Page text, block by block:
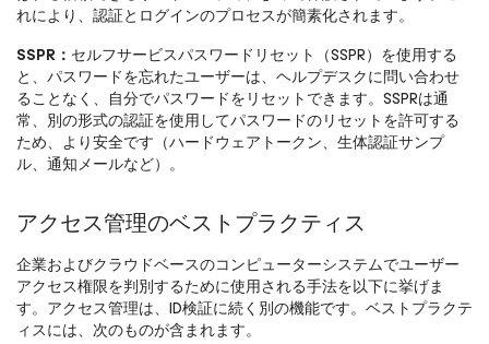
れにより、認証とログインのプロセスが簡素化されます。
SSPR： セルフサービスパスワードリセット（SSPR）を使用する
と、パスワードを忘れたユーザーは、ヘルプデスクに問い合わせ
ることなく、自分でパスワードをリセットできます。SSPRは通
常、別の形式の認証を使用してパスワードのリセットを許可する
ため、より安全です（ハードウェアトークン、生体認証サンプ
ル、通知メールなど）。
アクセス管理のベストプラクティス
企業およびクラウドベースのコンピューターシステムでユーザー
アクセス権限を判別するために使用される手法を以下に挙げま
す。アクセス管理は、ID検証に続く別の機能です。ベストプラクテ
ィスには、次のものが含まれます。